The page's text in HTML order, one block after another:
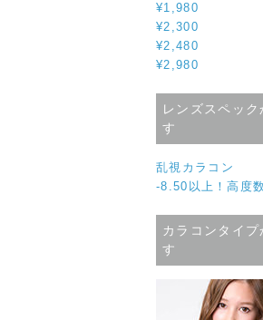
¥1,980
¥2,300
¥2,480
¥2,980
レンズスペック
す
乱視カラコン
-8.50以上！高度
カラコンタイプ
す